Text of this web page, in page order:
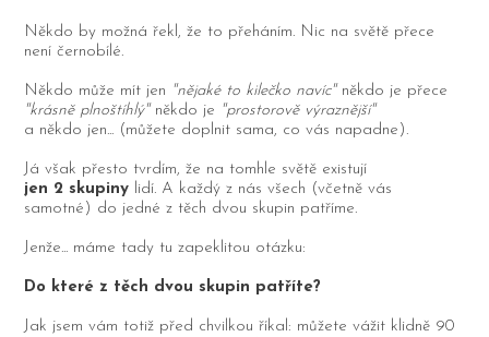
Někdo by možná řekl, že to přeháním. Nic na světě přece
není černobílé.
Někdo může mít jen "nějaké to kilečko navíc"někdo je přece
"krásně plnoštíhlý"někdo je "prostorově výraznější"
a někdo jen... (můžete doplnit sama, co vás napadne).
Já však přesto tvrdím, že na tomhle světě existují
jen 2 skupiny lidí. A každý z nás všech (včetně vás
samotné) do jedné z těch dvou skupin patříme.
Jenže... máme tady tu zapeklitou otázku:
Do které z těch dvou skupin patříte?
Jak jsem vám totiž před chvilkou říkal: můžete vážit klidně 90